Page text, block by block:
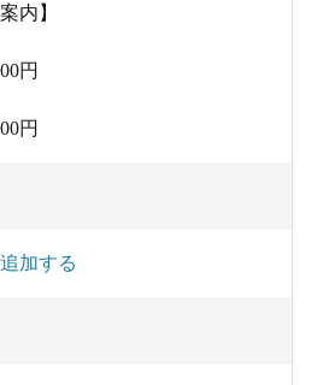
内】
円
円
加する